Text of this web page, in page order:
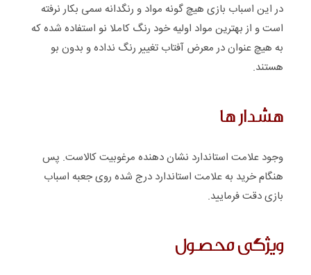
در این اسباب بازی هیچ گونه مواد و رنگدانه سمی بکار نرفته
است و از بهترین مواد اولیه خود رنگ کاملا نو استفاده شده که
به هیچ عنوان در معرض آفتاب تغییر رنگ نداده و بدون بو
هستند.
هشدار ها
وجود علامت استاندارد نشان دهنده مرغوبیت کالاست. پس
هنگام خرید به علامت استاندارد درج شده روی جعبه اسباب
بازی دقت فرمایید.
ویژگی محصول